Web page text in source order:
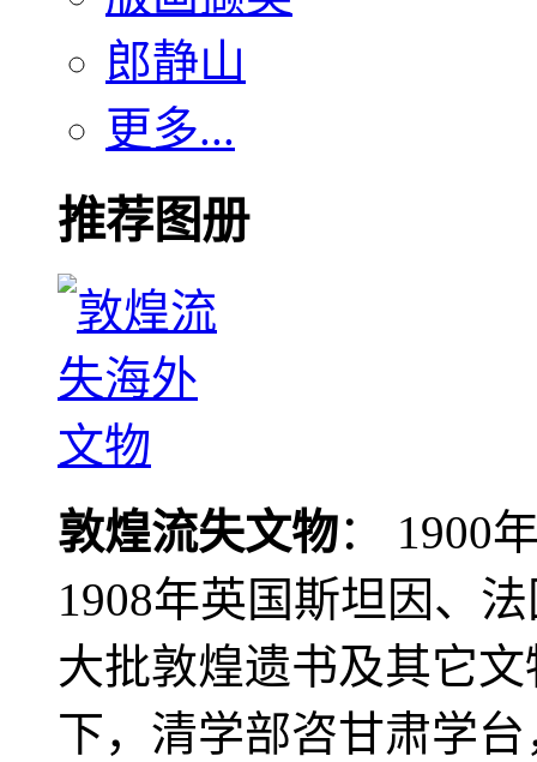
郎静山
更多...
推荐图册
敦煌流失文物： 1900
1908年英国斯坦因、
大批敦煌遗书及其它
下，清学部咨甘肃学